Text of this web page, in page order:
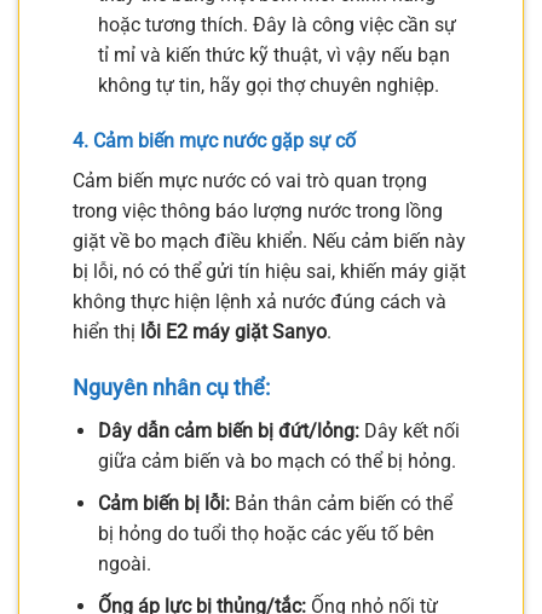
hoặc tương thích. Đây là công việc cần sự
tỉ mỉ và kiến thức kỹ thuật, vì vậy nếu bạn
không tự tin, hãy gọi thợ chuyên nghiệp.
4. Cảm biến mực nước gặp sự cố
Cảm biến mực nước có vai trò quan trọng
trong việc thông báo lượng nước trong lồng
giặt về bo mạch điều khiển. Nếu cảm biến này
bị lỗi, nó có thể gửi tín hiệu sai, khiến máy giặt
không thực hiện lệnh xả nước đúng cách và
hiển thị lỗi E2 máy giặt Sanyo.
Nguyên nhân cụ thể:
Dây dẫn cảm biến bị đứt/lỏng:Dây kết nối
giữa cảm biến và bo mạch có thể bị hỏng.
Cảm biến bị lỗi:Bản thân cảm biến có thể
bị hỏng do tuổi thọ hoặc các yếu tố bên
ngoài.
Ống áp lực bị thủng/tắc:Ống nhỏ nối từ